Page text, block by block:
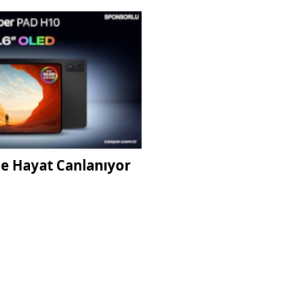
Hayat Canlanıyor